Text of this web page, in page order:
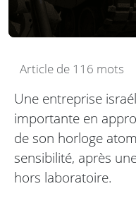
Article de 116 mots
Une entreprise
importante en
de son horloge
sensibilité, après
hors laboratoire.